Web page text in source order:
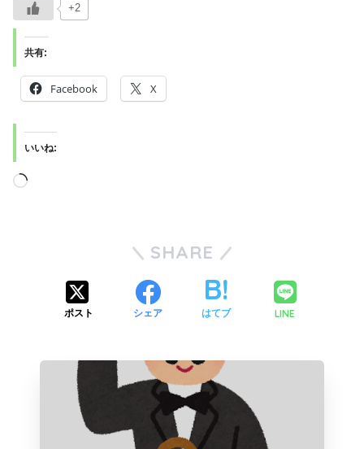
+2
共有:
Facebook X
いいね:
SHARE
ポスト シェア はてブ LINE